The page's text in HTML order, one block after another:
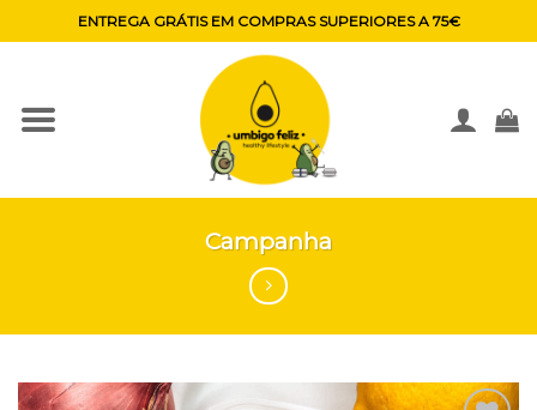
to
ENTREGA GRÁTIS EM COMPRAS SUPERIORES A 75€
Campanha